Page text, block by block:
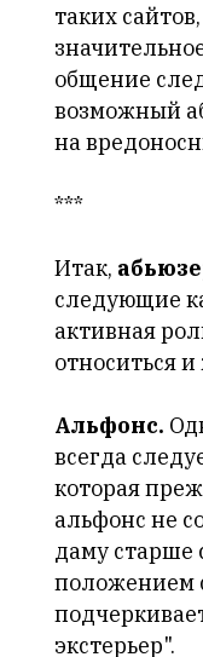
таких
общение
возможный
на
***
Итак,
следующие
активная
относиться
Альфонс.
всегда
которая
альфонс не
даму старше
положением
экстерьер".